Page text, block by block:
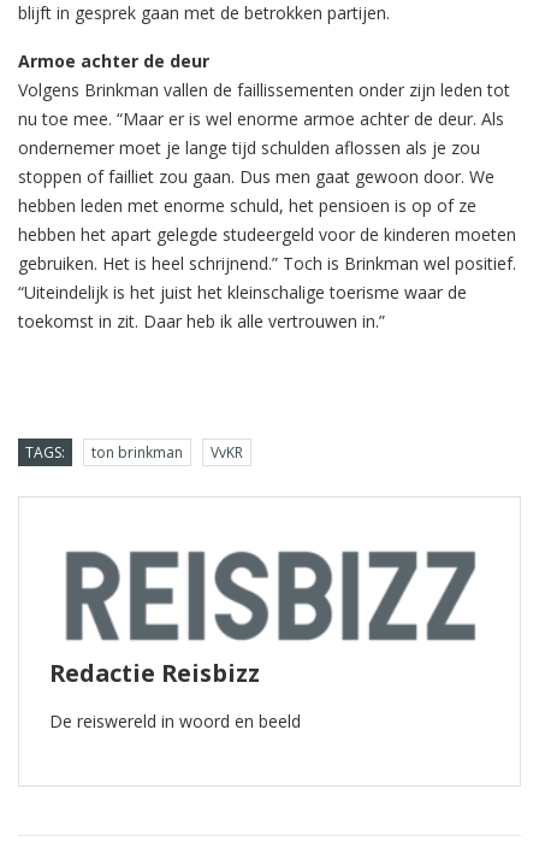
blijft in gesprek gaan met de betrokken partijen.
Armoe achter de deur
Volgens Brinkman vallen de faillissementen onder zijn leden tot
nu toe mee. “Maar er is wel enorme armoe achter de deur. Als
ondernemer moet je lange tijd schulden aflossen als je zou
stoppen of failliet zou gaan. Dus men gaat gewoon door. We
hebben leden met enorme schuld, het pensioen is op of ze
hebben het apart gelegde studeergeld voor de kinderen moeten
gebruiken. Het is heel schrijnend.” Toch is Brinkman wel positief.
“Uiteindelijk is het juist het kleinschalige toerisme waar de
toekomst in zit. Daar heb ik alle vertrouwen in.”
TAGS: ton brinkman VvKR
Redactie Reisbizz
De reiswereld in woord en beeld